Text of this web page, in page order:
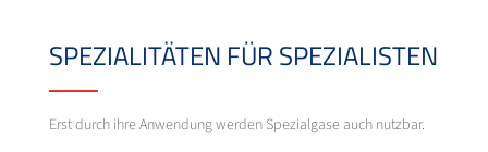
SPEZIALITÄTEN FÜR SPEZIALISTEN
Erst durch ihre Anwendung werden Spezialgase auch nutzbar.